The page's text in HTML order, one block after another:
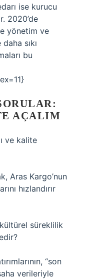
ise kurucu
2020’de
yönetim ve
sıkı
bu
AÇALIM
ve kalite
Aras Kargo’nun
hızlandırır
kültürel süreklilik
“son
verileriyle